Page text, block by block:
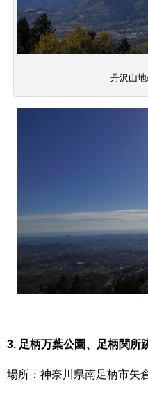
丹沢山
南側は太平
3. 足柄万葉公園、足柄関所
場所：神奈川県南足柄市矢